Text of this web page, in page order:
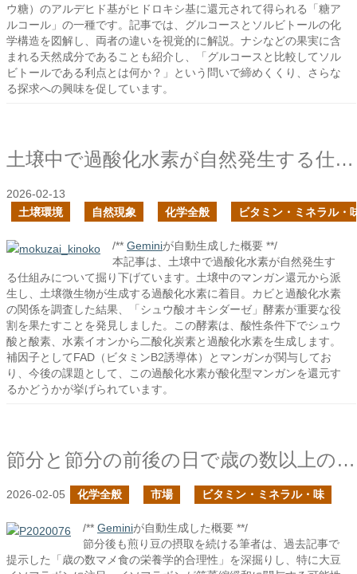
ウ糖）のアルデヒド基がヒドロキシ基に還元されて得られる「糖ア
ルコール」の一種です。記事では、グルコースとソルビトールの化
学構造を図解し、両者の違いを視覚的に解説。ナシなどの果実に含
まれる天然成分であることも紹介し、「グルコースと比較してソル
ビトールである利点とは何か？」という問いで締めくくり、さらな
る探求への興味を促しています。
土壌中で過酸化水素が自然発生する仕組みを知りたい
2026-02-13
土壌環境
自然現象 化学全般 ビタミン・ミネラル・
/** Geminiが自動生成した概要 **/
本記事は、土壌中で過酸化水素が自然発生す
る仕組みについて掘り下げています。土壌中のマンガン還元から派
生し、土壌微生物が生成する過酸化水素に着目。カビと過酸化水素
の関係を調査した結果、「シュウ酸オキシダーゼ」酵素が重要な役
割を果たすことを発見しました。この酵素は、酸性条件下でシュウ
酸と酸素、水素イオンから二酸化炭素と過酸化水素を生成します。
補因子としてFAD（ビタミンB2誘導体）とマンガンが関与してお
り、今後の課題として、この過酸化水素が酸化型マンガンを還元す
るかどうかが挙げられています。
節分と節分の前後の日で歳の数以上のマメを食べた
2026-02-05 化学全般 市場 ビタミン・ミネラル・味
/** Geminiが自動生成した概要 **/
節分後も煎り豆の摂取を続ける筆者は、過去記事で
提示した「歳の数マメ食の栄養学的合理性」を深掘りし、特に大豆